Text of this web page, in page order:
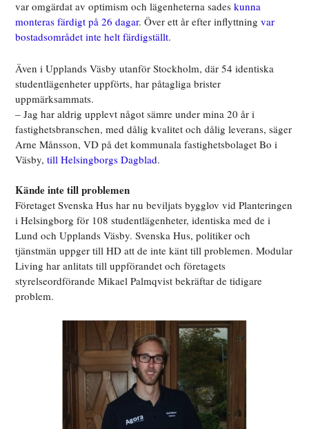
var omgärdat av optimism och lägenheterna sadeskunna
monteras färdigt på 26 dagar. Över ett år efter inflyttningvar
bostadsområdet inte helt färdigställt.
Även i Upplands Väsby utanför Stockholm, där 54 identiska
studentlägenheter uppförts, har påtagliga brister
uppmärksammats.
– Jag har aldrig upplevt något sämre under mina 20 år i
fastighetsbranschen, med dålig kvalitet och dålig leverans, säger
Arne Månsson, VD på det kommunala fastighetsbolaget Bo i
Väsby,till Helsingborgs Dagblad.
Kände inte till problemen
Företaget Svenska Hus har nu beviljats bygglov vid Planteringen
i Helsingborg för 108 studentlägenheter, identiska med de i
Lund och Upplands Väsby. Svenska Hus, politiker och
tjänstmän uppger till HD att de inte känt till problemen. Modular
Living har anlitats till uppförandet och företagets
styrelseordförande Mikael Palmqvist bekräftar de tidigare
problem.